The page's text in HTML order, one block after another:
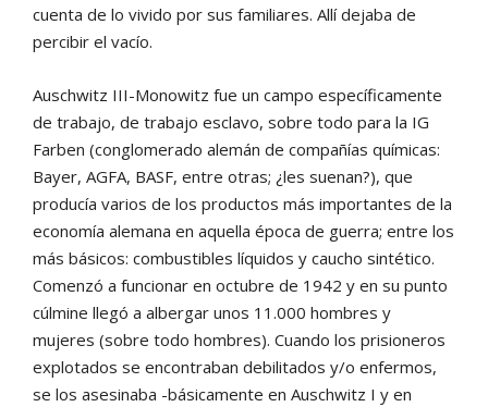
cuenta de lo vivido por sus familiares. Allí dejaba de
percibir el vacío.
Auschwitz III-Monowitz fue un campo específicamente
de trabajo, de trabajo esclavo, sobre todo para la IG
Farben (conglomerado alemán de compañías químicas:
Bayer, AGFA, BASF, entre otras; ¿les suenan?), que
producía varios de los productos más importantes de la
economía alemana en aquella época de guerra; entre los
más básicos: combustibles líquidos y caucho sintético.
Comenzó a funcionar en octubre de 1942 y en su punto
cúlmine llegó a albergar unos 11.000 hombres y
mujeres (sobre todo hombres). Cuando los prisioneros
explotados se encontraban debilitados y/o enfermos,
se los asesinaba -básicamente en Auschwitz I y en